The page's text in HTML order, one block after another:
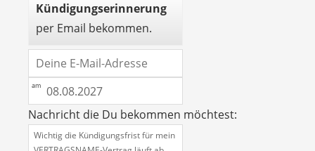
Kündigungserinnerung
per Email bekommen.
Nachricht die Du bekommen möchtest: